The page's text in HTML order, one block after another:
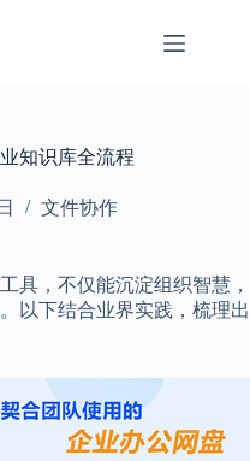
知识库全流程
文件协作
具，不仅能沉淀组织智慧，
以下结合业界实践，梳理出